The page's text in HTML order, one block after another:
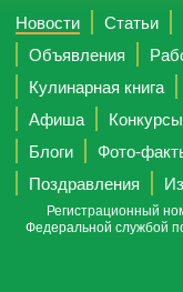
Новости Статьи
Объявления
Кулинарная книга
Афиша
Конкурсы
Блоги
Фото-
Поздравления
Регистрационный
Федеральной службой